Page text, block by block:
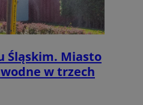
Śląskim. Miasto
w trzech